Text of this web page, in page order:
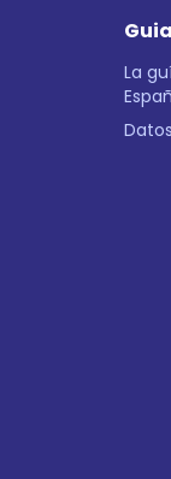
La